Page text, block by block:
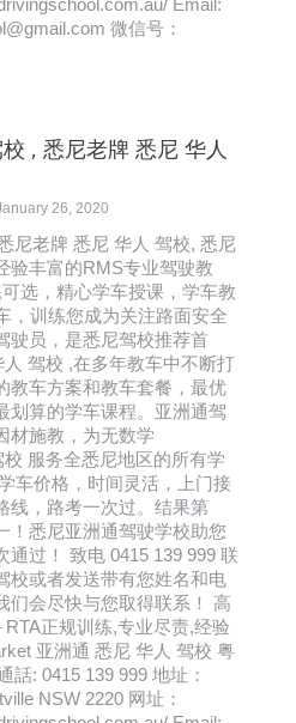
Email:
微信号：
, 悉尼老牌 悉尼 华人
26, 2020
尼老牌 悉尼 华人 驾校, 悉尼
验丰富的RMS专业驾驶教
选，精心学车授课，学车教
，训练您成为关注路面安全
驶员，是悉尼驾校推荐首
驾校 ,在多年教车中不断打
教车方案和教车套餐，最优
划算的学车课程。亚洲通驾
材施教，为无数学
服务全悉尼地区的所有学
车价格，时间灵活，上门接
线，路考一次过。结果第
！悉尼亚洲通驾驶学校助您
通过！ 致电 0415 139 999 联
校或者发送带有您姓名和电
们会尽快与您取得联系！ 高
正规训练,专业尽责,经验
亚洲通 悉尼 华人 驾校 粤
話: 0415 139 999 地址：
NSW 2220 网址：